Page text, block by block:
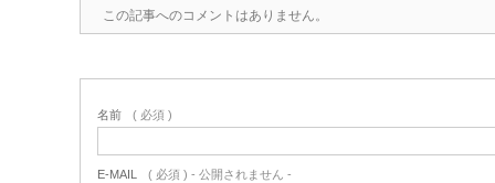
この記事へのコメントはありません。
名前 ( 必須 )
E-MAIL ( 必須 ) - 公開されません -